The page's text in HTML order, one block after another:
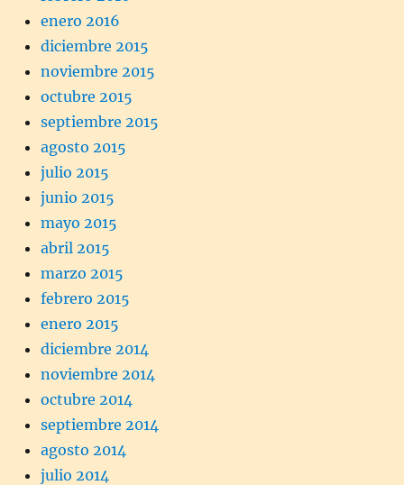
enero 2016
diciembre 2015
noviembre 2015
octubre 2015
septiembre 2015
agosto 2015
julio 2015
junio 2015
mayo 2015
abril 2015
marzo 2015
febrero 2015
enero 2015
diciembre 2014
noviembre 2014
octubre 2014
septiembre 2014
agosto 2014
julio 2014